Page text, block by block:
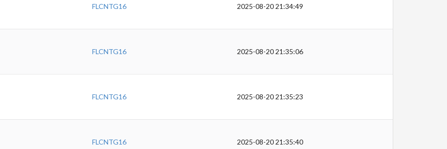
FLCNTG16 2025-08-20 21:34:49
FLCNTG16 2025-08-20 21:35:06
FLCNTG16 2025-08-20 21:35:23
FLCNTG16 2025-08-20 21:35:40